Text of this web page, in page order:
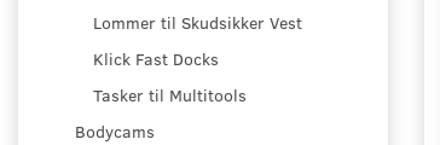
Lommer til Skudsikker Vest
Klick Fast Docks
Tasker til Multitools
Bodycams